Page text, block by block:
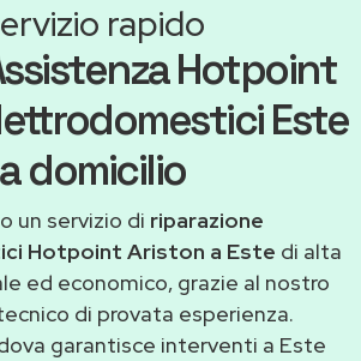
rapido
Hotpoint
Este
a domicilio
un servizio di riparazione
Hotpoint Ariston a Este di alta
ed economico, grazie al nostro
di provata esperienza.
garantisce interventi a Este